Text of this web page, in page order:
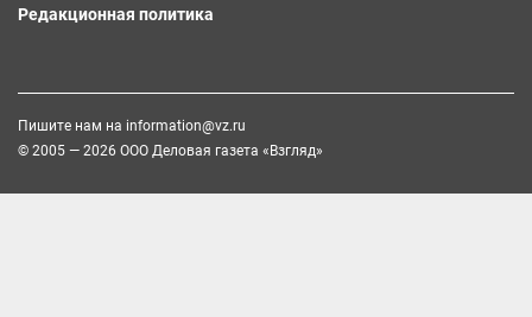
Редакционная политика
Пишите нам на information@vz.ru
© 2005 — 2026 ООО Деловая газета «Взгляд»